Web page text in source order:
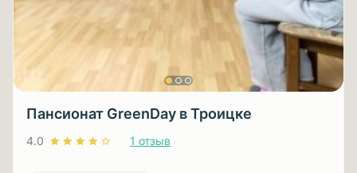
Пансионат GreenDay в Троицке
4.0 1 отзыв